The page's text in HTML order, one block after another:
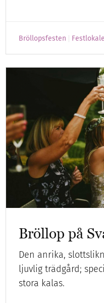
Bröllopsfesten
Bröllop på
Den anrika,
ljuvlig trädgård;
stora kalas.